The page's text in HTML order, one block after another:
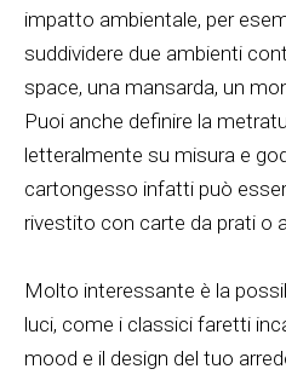
impatto ambientale, per
suddividere due ambienti
space, una mansarda, un
Puoi anche definire la
letteralmente su misura e
cartongesso infatti può
rivestito con carte da prati o
Molto interessante è la
luci, come i classici faretti
mood e il design del tuo